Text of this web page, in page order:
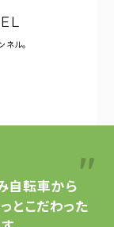
ネル。
自転車から
っとこだわった